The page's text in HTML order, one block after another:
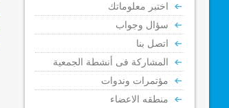
اختبر معلوماتك
سؤال وجواب
اتصل بنا
المشاركة فى أنشطة الجمعية
مؤتمرات وندوات
منطقه الاعضاء